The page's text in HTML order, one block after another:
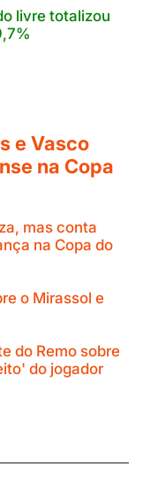
livre totalizou
e Vasco
na Copa
mas conta
na Copa do
o Mirassol e
do Remo sobre
do jogador